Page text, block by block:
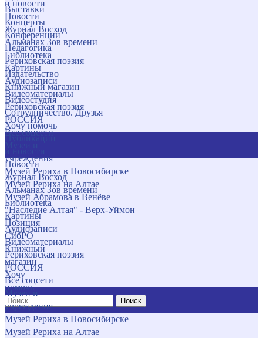
и новости
Новости
Журнал Восход
Альманах Зов времени
Библиотека
Картины
Аудиозаписи
Видеоматериалы
Рериховская поэзия
РОССИЯ
Все соцсети
учреждения
Музей Рериха в Новосибирске
Музей Рериха на Алтае
Музей Абрамова в Венёве
"Наследие Алтая" - Верх-Уймон
Позиция
СибРО
Книжный
магазин
Хочу
помочь
Поиск
Выставки
Концерты
Конференции
Педагогика
Рериховская поэзия
Издательство
Книжный магазин
Видеостудия
Сотрудничество. Друзья
Хочу помочь
Новости
Журнал Восход
Альманах Зов времени
Библиотека
Картины
Аудиозаписи
Видеоматериалы
Рериховская поэзия
РОССИЯ
Все соцсети
Музеи и
учреждения
Музей Рериха в Новосибирске
Музей Рериха на Алтае